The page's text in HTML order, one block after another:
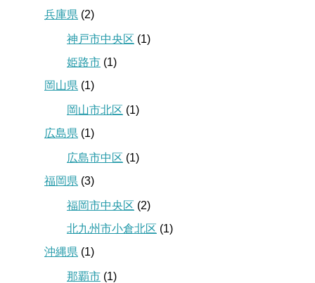
兵庫県 (2)
神戸市中央区 (1)
姫路市 (1)
岡山県 (1)
岡山市北区 (1)
広島県 (1)
広島市中区 (1)
福岡県 (3)
福岡市中央区 (2)
北九州市小倉北区 (1)
沖縄県 (1)
那覇市 (1)